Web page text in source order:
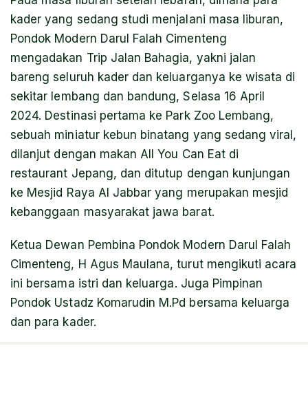
kader yang sedang studi menjalani masa liburan,
Pondok Modern Darul Falah Cimenteng
mengadakan Trip Jalan Bahagia, yakni jalan
bareng seluruh kader dan keluarganya ke wisata di
sekitar lembang dan bandung, Selasa 16 April
2024. Destinasi pertama ke Park Zoo Lembang,
sebuah miniatur kebun binatang yang sedang viral,
dilanjut dengan makan All You Can Eat di
restaurant Jepang, dan ditutup dengan kunjungan
ke Mesjid Raya Al Jabbar yang merupakan mesjid
kebanggaan masyarakat jawa barat.
Ketua Dewan Pembina Pondok Modern Darul Falah
Cimenteng, H Agus Maulana, turut mengikuti acara
ini bersama istri dan keluarga. Juga Pimpinan
Pondok Ustadz Komarudin M.Pd bersama keluarga
dan para kader.